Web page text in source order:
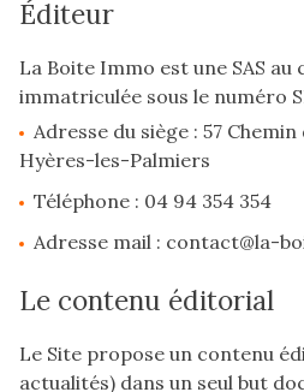
Éditeur
La Boite Immo est une SAS au
immatriculée sous le numéro
Adresse du siège : 57
Hyères-les-Palmiers
Téléphone : 04 94 354 354
Adresse mail : contact@la-
Le contenu éditorial
Le Site propose un contenu
actualités) dans un seul but